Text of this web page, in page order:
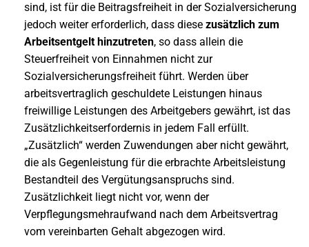
sind, ist für die Beitragsfreiheit in der Sozialversicherung
jedoch weiter erforderlich, dass diese zusätzlich zum
Arbeitsentgelt hinzutreten, so dass allein die
Steuerfreiheit von Einnahmen nicht zur
Sozialversicherungsfreiheit führt. Werden über
arbeitsvertraglich geschuldete Leistungen hinaus
freiwillige Leistungen des Arbeitgebers gewährt, ist das
Zusätzlichkeitserfordernis in jedem Fall erfüllt.
„Zusätzlich“ werden Zuwendungen aber nicht gewährt,
die als Gegenleistung für die erbrachte Arbeitsleistung
Bestandteil des Vergütungsanspruchs sind.
Zusätzlichkeit liegt nicht vor, wenn der
Verpflegungsmehraufwand nach dem Arbeitsvertrag
vom vereinbarten Gehalt abgezogen wird.